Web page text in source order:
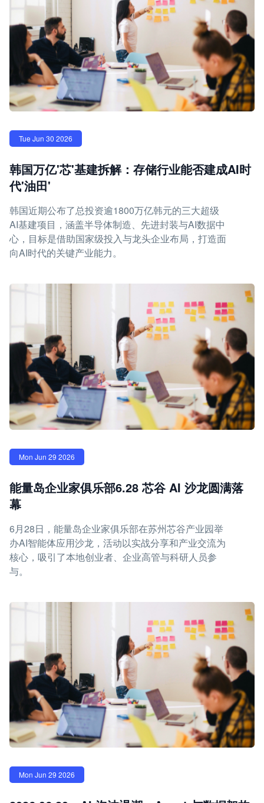
Tue Jun 30 2026
韩国万亿'芯'基建拆解：存储行业能否建成AI时
代'油田'
韩国近期公布了总投资逾1800万亿韩元的三大超级
AI基建项目，涵盖半导体制造、先进封装与AI数据中
心，目标是借助国家级投入与龙头企业布局，打造面
向AI时代的关键产业能力。
Mon Jun 29 2026
能量岛企业家俱乐部6.28 芯谷 AI 沙龙圆满落
幕
6月28日，能量岛企业家俱乐部在苏州芯谷产业园举
办AI智能体应用沙龙，活动以实战分享和产业交流为
核心，吸引了本地创业者、企业高管与科研人员参
与。
Mon Jun 29 2026